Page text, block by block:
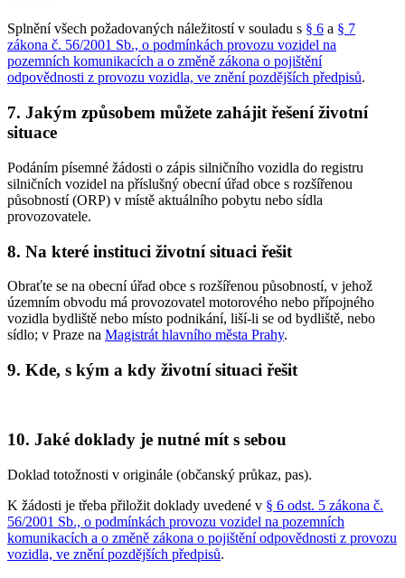
Splnění všech požadovaných náležitostí v souladu s § 6 a § 7
zákona č. 56/2001 Sb., o podmínkách provozu vozidel na
pozemních komunikacích a o změně zákona o pojištění
odpovědnosti z provozu vozidla, ve znění pozdějších předpisů.
7. Jakým způsobem můžete zahájit řešení životní
situace
Podáním písemné žádosti o zápis silničního vozidla do registru
silničních vozidel na příslušný obecní úřad obce s rozšířenou
působností (ORP) v místě aktuálního pobytu nebo sídla
provozovatele.
8. Na které instituci životní situaci řešit
Obraťte se na obecní úřad obce s rozšířenou působností, v jehož
územním obvodu má provozovatel motorového nebo přípojného
vozidla bydliště nebo místo podnikání, liší-li se od bydliště, nebo
sídlo; v Praze na Magistrát hlavního města Prahy.
9. Kde, s kým a kdy životní situaci řešit
10. Jaké doklady je nutné mít s sebou
Doklad totožnosti v originále (občanský průkaz, pas).
K žádosti je třeba přiložit doklady uvedené v § 6 odst. 5 zákona č.
56/2001 Sb., o podmínkách provozu vozidel na pozemních
komunikacích a o změně zákona o pojištění odpovědnosti z provozu
vozidla, ve znění pozdějších předpisů.